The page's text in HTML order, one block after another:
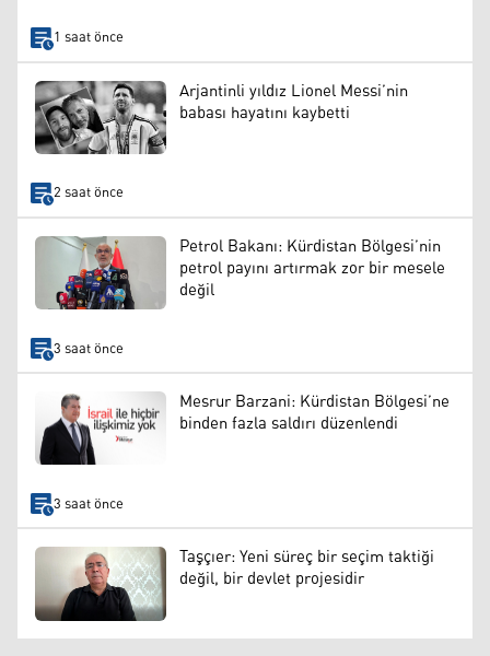
1 saat önce
Arjantinli yıldız Lionel Messi’nin
babası hayatını kaybetti
2 saat önce
Petrol Bakanı: Kürdistan Bölgesi’nin
petrol payını artırmak zor bir mesele
değil
3 saat önce
Mesrur Barzani: Kürdistan Bölgesi’ne
binden fazla saldırı düzenlendi
3 saat önce
Taşçıer: Yeni süreç bir seçim taktiği
değil, bir devlet projesidir